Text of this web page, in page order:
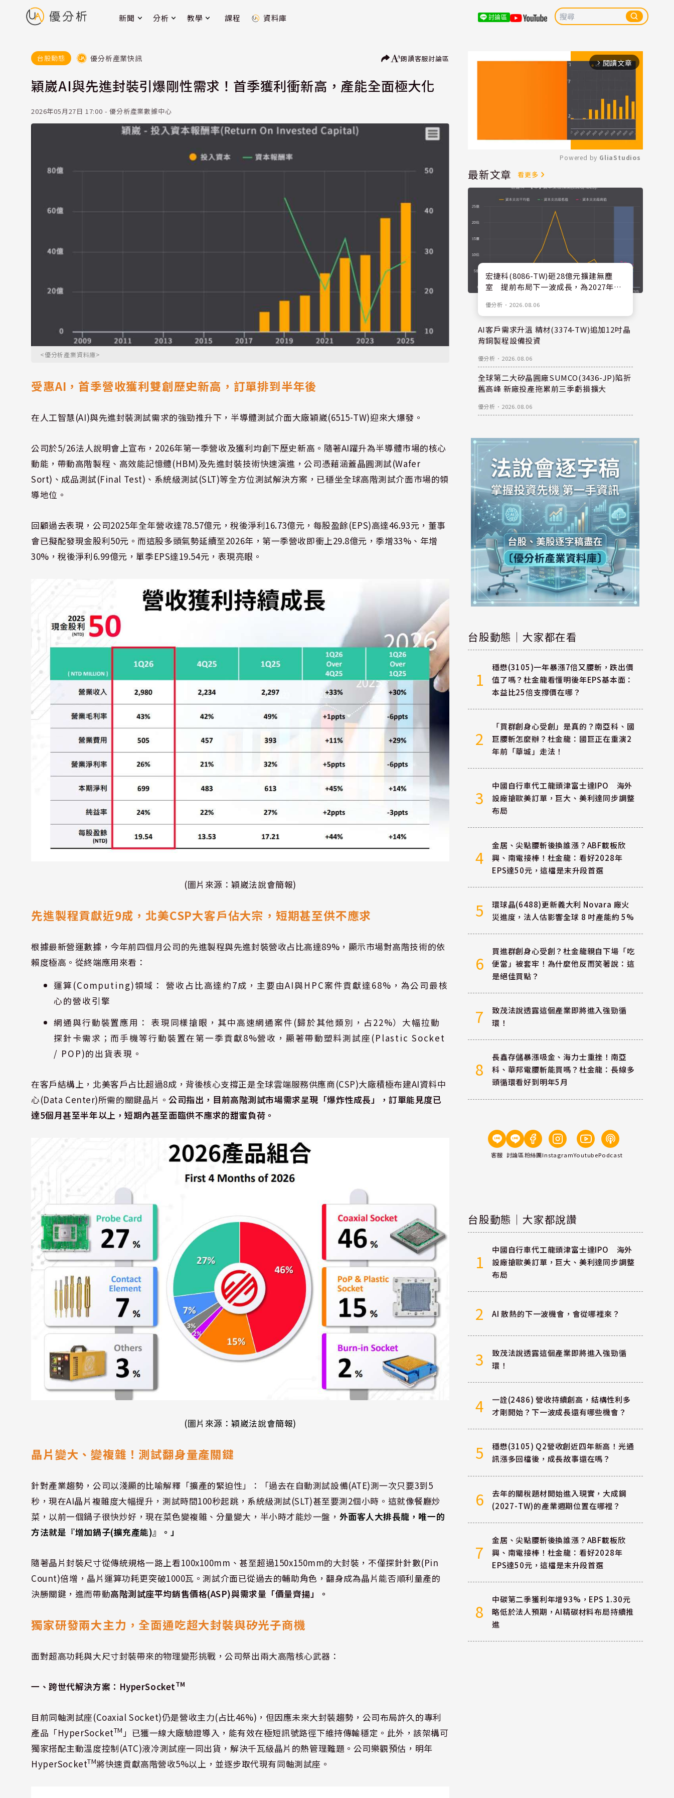
新聞 分析 教學 課程 資料庫 討論區
台股動態 優分析產業快訊 朗讀客服討論區
穎崴AI與先進封裝引爆剛性需求！首季獲利衝新高，產能全面極大化
2026年05月27日 17:00 - 優分析產業數據中心
<優分析產業資料庫>
受惠AI，首季營收獲利雙創歷史新高，訂單排到半年後
在人工智慧(AI)與先進封裝測試需求的強勁推升下，半導體測試介面大廠穎崴(6515-TW)迎來大爆發。
公司於5/26法人說明會上宣布，2026年第一季營收及獲利均創下歷史新高。隨著AI躍升為半導體市場的核心
動能，帶動高階製程、高效能記憶體(HBM)及先進封裝技術快速演進，公司憑藉涵蓋晶圓測試(Wafer
Sort)、成品測試(Final Test)、系統級測試(SLT)等全方位測試解決方案，已穩坐全球高階測試介面市場的領
導地位。
回顧過去表現，公司2025年全年營收達78.57億元，稅後淨利16.73億元，每股盈餘(EPS)高達46.93元，董事
會已擬配發現金股利50元。而這股多頭氣勢延續至2026年，第一季營收即衝上29.8億元，季增33%、年增
30%，稅後淨利6.99億元，單季EPS達19.54元，表現亮眼。
(圖片來源：穎崴法說會簡報)
先進製程貢獻近9成，北美CSP大客戶佔大宗，短期甚至供不應求
根據最新營運數據，今年前四個月公司的先進製程與先進封裝營收占比高達89%，顯示市場對高階技術的依
賴度極高。從終端應用來看：
運算(Computing)領域： 營收占比高達約7成，主要由AI與HPC案件貢獻達68%，為公司最核
心的營收引擎
網通與行動裝置應用： 表現同樣搶眼，其中高速網通案件(歸於其他類別，占22%）大幅拉動
探針卡需求；而手機等行動裝置在第一季貢獻8%營收，顯著帶動塑料測試座(Plastic Socket
/ POP)的出貨表現。
在客戶結構上，北美客戶占比超過8成，背後核心支撐正是全球雲端服務供應商(CSP)大廠積極布建AI資料中
心(Data Center)所需的關鍵晶片。公司指出，目前高階測試市場需求呈現「爆炸性成長」，訂單能見度已
達5個月甚至半年以上，短期內甚至面臨供不應求的甜蜜負荷。
(圖片來源：穎崴法說會簡報)
晶片變大、變複雜！測試翻身量產關鍵
針對產業趨勢，公司以淺顯的比喻解釋「擴產的緊迫性」：「過去在自動測試設備(ATE)測一次只要3到5
秒，現在AI晶片複雜度大幅提升，測試時間100秒起跳，系統級測試(SLT)甚至要測2個小時。這就像餐廳炒
菜，以前一個鍋子很快炒好，現在菜色變複雜、分量變大，半小時才能炒一盤， 外面客人大排長龍，唯一的
方法就是『增加鍋子(擴充產能)』。」
隨著晶片封裝尺寸從傳統規格一路上看100x100mm、甚至超過150x150mm的大封裝，不僅探針針數(Pin
Count)倍增，晶片運算功耗更突破1000瓦。測試介面已從過去的輔助角色，翻身成為晶片能否順利量產的
決勝關鍵，進而帶動高階測試座平均銷售價格(ASP)與需求量「價量齊揚」。
獨家研發兩大主力，全面通吃超大封裝與矽光子商機
面對超高功耗與大尺寸封裝帶來的物理變形挑戰，公司祭出兩大高階核心武器：
一、跨世代解決方案：HyperSocketTM
目前同軸測試座(Coaxial Socket)仍是營收主力(占比46%)，但因應未來大封裝趨勢，公司布局許久的專利
產品「HyperSocketTM 」已獲一線大廠驗證導入，能有效在極短訊號路徑下維持傳輸穩定。此外，該架構可
獨家搭配主動溫度控制(ATC)液冷測試座一同出貨，解決千瓦級晶片的熱管理難題。公司樂觀預估，明年
HyperSocketTM將快速貢獻高階營收5%以上，並逐步取代現有同軸測試座。
arrow_forward_ios 閱讀文章
Mute
Powered by GliaStudios
最新文章 看更多
宏捷科(8086-TW)砸28億元擴建無塵
室 提前布局下一波成長，為2027年後
優分析 ． 2026.08.06
AI客戶需求升溫 精材(3374-TW)追加12吋晶
背銅製程設備投資
優分析 ． 2026.08.06
全球第二大矽晶圓廠SUMCO(3436-JP)陷折
舊高峰 新廠投產拖累前三季虧損擴大
優分析 ． 2026.08.06
台股動態｜大家都在看
1
穩懋(3105)一年暴漲7倍又腰斬，跌出價
值了嗎？杜金龍看懂明後年EPS基本面：
本益比25倍支撐價在哪？
2
「買群創身心受創」是真的？南亞科、國
巨腰斬怎麼辦？杜金龍：國巨正在重演2
年前「華城」走法！
3
中國自行車代工龍頭津富士達IPO 海外
設廠搶歐美訂單，巨大、美利達同步調整
布局
4
金居、尖點腰斬後換誰漲？ABF載板欣
興、南電接棒！杜金龍：看好2028年
EPS達50元，這檔是末升段首選
5
環球晶(6488)更新義大利 Novara 廠火
災進度，法人估影響全球 8 吋產能約 5%
6
買進群創身心受創？杜金龍親自下場「吃
便當」被套牢！為什麼他反而笑著說：這
是絕佳買點？
7
致茂法說透露這個產業即將進入強勁循
環！
8
長鑫存儲暴漲吸金、海力士重挫！南亞
科、華邦電腰斬能買嗎？杜金龍：長線多
頭循環看好到明年5月
客服 討論區粉絲團InstagramYoutubePodcast
台股動態｜大家都說讚
1
中國自行車代工龍頭津富士達IPO 海外
設廠搶歐美訂單，巨大、美利達同步調整
布局
2 AI 散熱的下一波機會，會從哪裡來？
3
致茂法說透露這個產業即將進入強勁循
環！
4
一詮(2486) 營收持續創高，結構性利多
才剛開始？下一波成長還有哪些機會？
5
穩懋(3105) Q2營收創近四年新高！光通
訊漲多回檔後，成長故事還在嗎？
6
去年的關稅題材開始進入現實，大成鋼
(2027-TW)的產業週期位置在哪裡？
7
金居、尖點腰斬後換誰漲？ABF載板欣
興、南電接棒！杜金龍：看好2028年
EPS達50元，這檔是末升段首選
8
中碳第二季獲利年增93%，EPS 1.30元
略低於法人預期，AI精碳材料布局持續推
進